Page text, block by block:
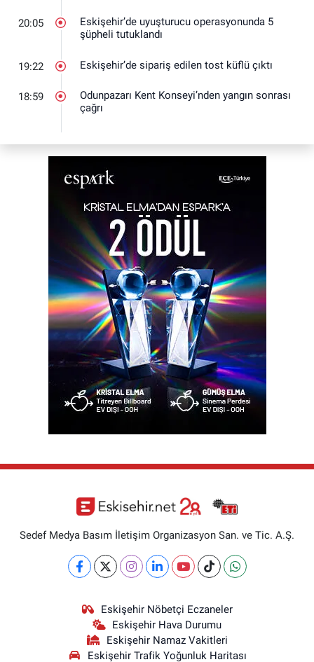
20:05
Eskişehir’de uyuşturucu operasyonunda 5
şüpheli tutuklandı
19:22 Eskişehir’de sipariş edilen tost küflü çıktı
18:59
Odunpazarı Kent Konseyi’nden yangın sonrası
çağrı
Sedef Medya Basım İletişim Organizasyon San. ve Tic. A.Ş.
Eskişehir Nöbetçi Eczaneler
Eskişehir Hava Durumu
Eskişehir Namaz Vakitleri
Eskişehir Trafik Yoğunluk Haritası